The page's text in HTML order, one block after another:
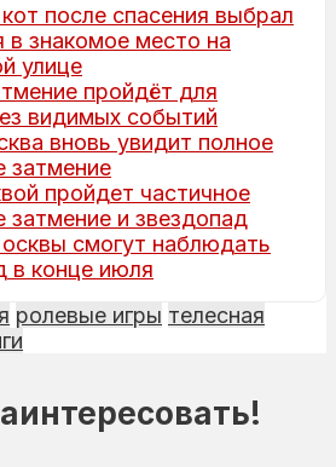
после спасения выбрал
в знакомое место на
улице
пройдёт для
видимых событий
вновь увидит полное
затмение
пройдет частичное
затмение и звездопад
смогут наблюдать
в конце июля
ролевые игры телесная